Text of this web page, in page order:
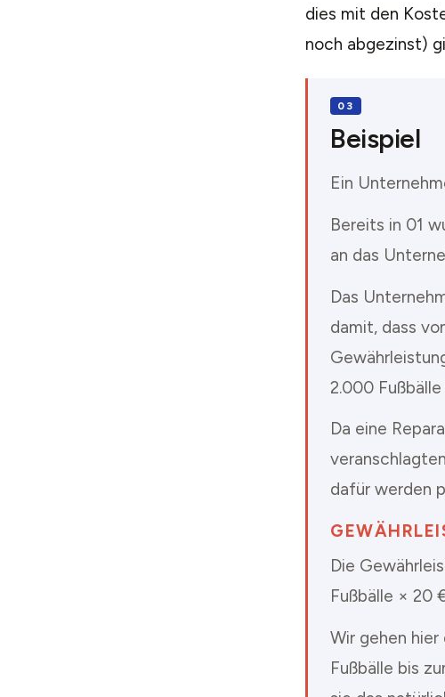
dies mit den
noch abgezinst)
Beispiel
Ein
Bereits in 01
an das
Das
damit, dass
2.000
Da eine
dafür werden
Die
Fußbälle × 20
Wir gehen
Fußbälle bis